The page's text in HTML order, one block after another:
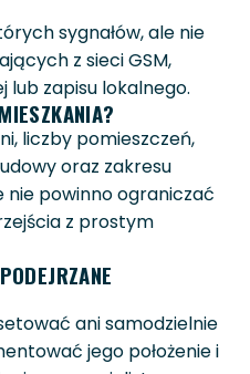
sygnałów, ale nie
z sieci GSM,
lub zapisu lokalnego.
liczby pomieszczeń,
oraz zakresu
nie powinno ograniczać
z prostym
ani samodzielnie
jego położenie i